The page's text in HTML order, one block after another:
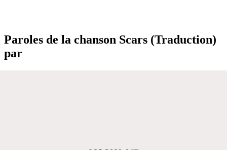
Paroles de la chanson Scars (Traduction)
par